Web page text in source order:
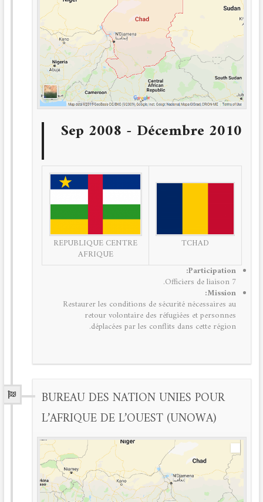
Sep 2008 - Décembre 2010
TCHAD
REPUBLIQUE CENTRE
AFRIQUE
Participation:
7 Officiers de liaison.
Mission:
Restaurer les conditions de sécurité nécessaires au
retour volontaire des réfugiées et personnes
déplacées par les conflits dans cette région.
BUREAU DES NATION UNIES POUR
L’AFRIQUE DE L’OUEST (UNOWA)